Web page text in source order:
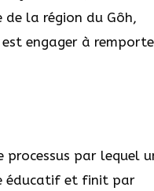
la région du Gôh,
est engager à
processus par lequel
éducatif et finit par